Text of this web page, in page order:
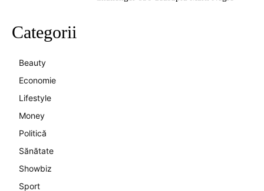
Categorii
Beauty
Economie
Lifestyle
Money
Politică
Sănătate
Showbiz
Sport